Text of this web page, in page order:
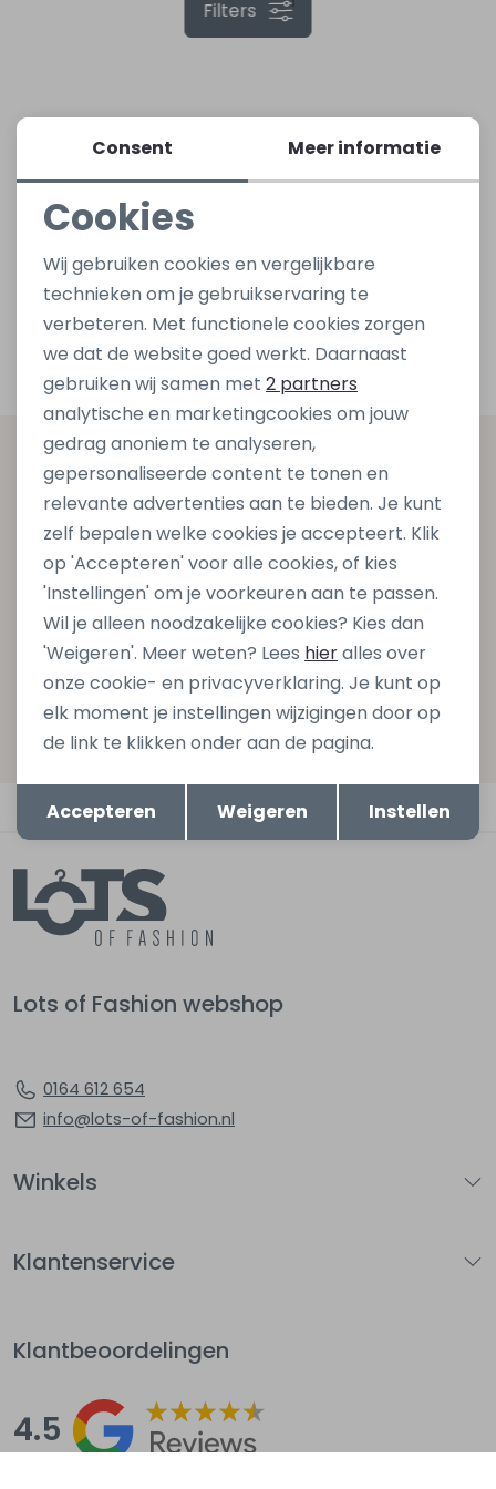
Rokken
Truien
Vesten
Accessoires
Vesten
Rokken
Truien
Vesten
Accessoires
Vesten
Rokjes
Truitjes
Vestjes
Accessoires
Shirtjes
Vestjes
Filters
Altijd als eerste op de hoogte zijn?
Schrijf je in voor onze nieuwsbrief en ontvang dan ook
gelijk €5,- korting bij besteding van €75,- op de
nieuwe collectie!
Aanmelden
Hoe we met je data omgaan? Bekijk dit in onze
privacyverklaring.
Automatisch sparen voor korting
Lots of Fashion webshop
0164 612 654
info@lots-of-fashion.nl
Winkels
Klantenservice
Klantbeoordelingen
4.5
Noodzakelijke cookies
Personalisatie cookies
Analytische cookies
Marketing cookies
Terug Opslaan
Consent Meer informatie
Cookies
Wij gebruiken cookies en vergelijkbare
technieken om je gebruikservaring te
verbeteren. Met functionele cookies zorgen
we dat de website goed werkt. Daarnaast
gebruiken wij samen met 2 partners
analytische en marketingcookies om jouw
gedrag anoniem te analyseren,
gepersonaliseerde content te tonen en
relevante advertenties aan te bieden. Je kunt
zelf bepalen welke cookies je accepteert. Klik
op 'Accepteren' voor alle cookies, of kies
'Instellingen' om je voorkeuren aan te passen.
Wil je alleen noodzakelijke cookies? Kies dan
'Weigeren'. Meer weten? Lees hieralles over
onze cookie- en privacyverklaring. Je kunt op
elk moment je instellingen wijzigingen door op
de link te klikken onder aan de pagina.
Accepteren Weigeren Instellen